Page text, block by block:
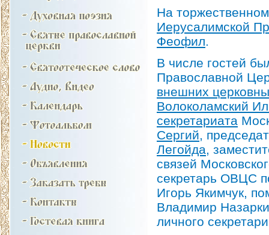
На
Иерусалимской
Феофил.
В числе гостей
Православной
внешних
Волоколамский
секретариата
Сергий,
Легойда,
связей
секретарь ОВЦС
Игорь Якимчук,
Владимир
личного